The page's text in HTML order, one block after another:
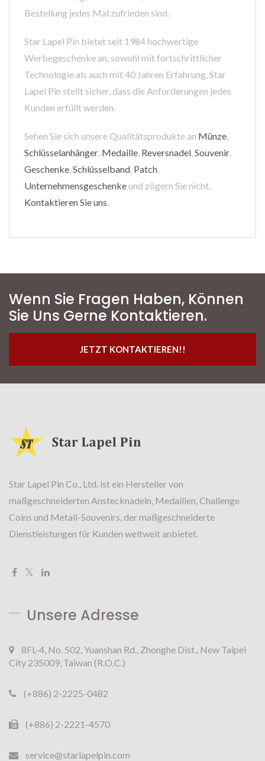
Bestellung jedes Mal zufrieden sind.
Star Lapel Pin bietet seit 1984 hochwertige
Werbegeschenke an, sowohl mit fortschrittlicher
Technologie als auch mit 40 Jahren Erfahrung, Star
Lapel Pin stellt sicher, dass die Anforderungen jedes
Kunden erfüllt werden.
Sehen Sie sich unsere Qualitätsprodukte an Münze,
Schlüsselanhänger, Medaille, Reversnadel,Souvenir,
Geschenke,Schlüsselband, Patch,
Unternehmensgeschenkeund zögern Sie nicht,
Kontaktieren Sie uns.
Wenn Sie Fragen Haben, Können
Sie Uns Gerne Kontaktieren.
JETZT KONTAKTIEREN!!
Star Lapel Pin Co., Ltd. ist ein Hersteller von
maßgeschneiderten Anstecknadeln, Medaillen, Challenge
Coins und Metall-Souvenirs, der maßgeschneiderte
Dienstleistungen für Kunden weltweit anbietet.
Unsere Adresse
8FL-4, No. 502, Yuanshan Rd., Zhonghe Dist., New Taipei
City 235009, Taiwan (R.O.C.)
(+886) 2-2225-0482
(+886) 2-2221-4570
service@starlapelpin.com